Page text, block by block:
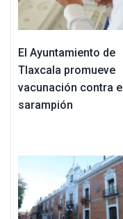
El Ayuntamiento de
Tlaxcala promueve
vacunación contra el
sarampión